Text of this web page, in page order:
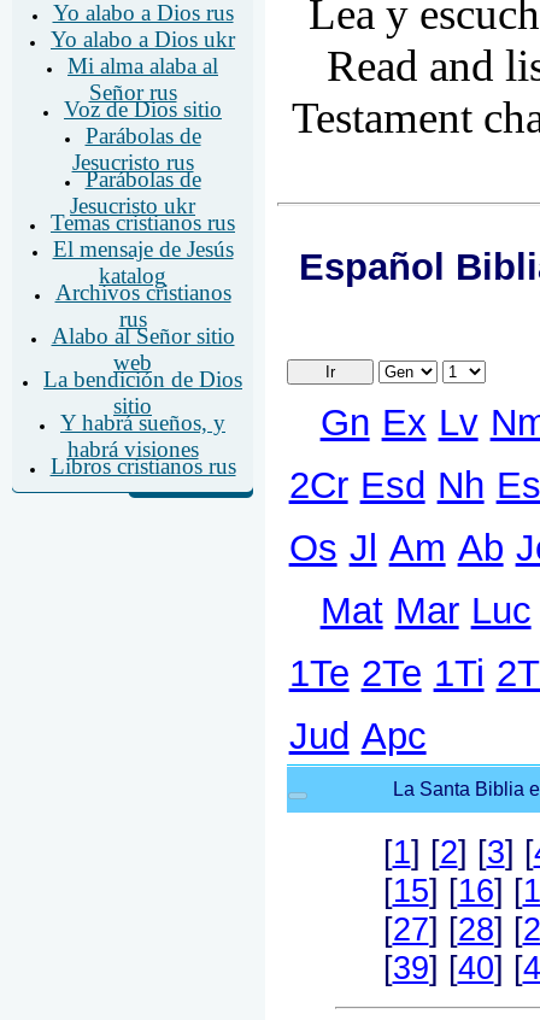
Yo alabo a Dios rus
Yo alabo a Dios ukr
Mi alma alaba al
Señor rus
Voz de Dios sitio
Parábolas de
Jesucristo rus
Parábolas de
Jesucristo ukr
Temas cristianos rus
El mensaje de Jesús
katalog
Archivos cristianos
rus
Alabo al Señor sitio
web
La bendición de Dios
sitio
Y habrá sueños, y
habrá visiones
Libros cristianos rus
Lea y
Read and
Testament